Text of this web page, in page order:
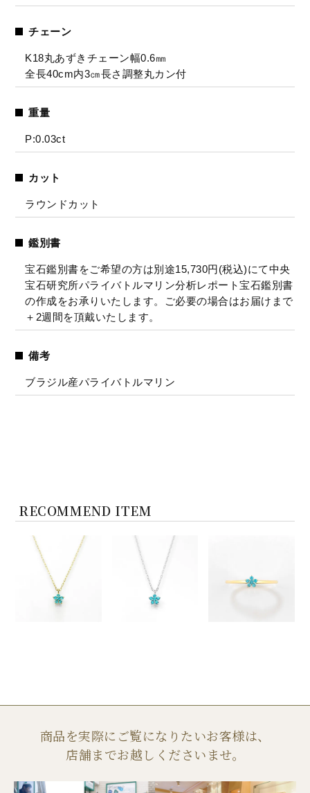
チェーン
K18丸あずきチェーン幅0.6㎜
全長40cm内3㎝長さ調整丸カン付
重量
P:0.03ct
カット
ラウンドカット
鑑別書
宝石鑑別書をご希望の方は別途15,730円(税込)にて中央
宝石研究所パライバトルマリン分析レポート宝石鑑別書
の作成をお承りいたします。ご必要の場合はお届けまで
＋2週間を頂戴いたします。
備考
ブラジル産パライバトルマリン
RECOMMEND ITEM
商品を実際にご覧になりたいお客様は、
店舗までお越しくださいませ。